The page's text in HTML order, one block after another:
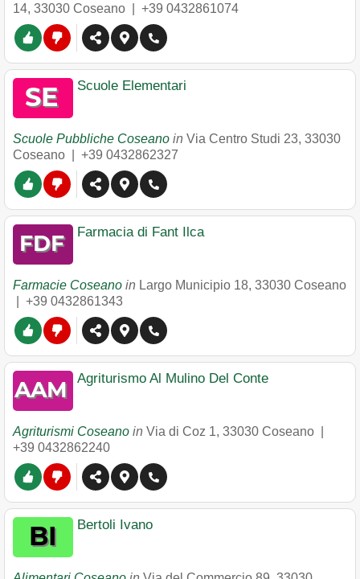
14, 33030 Coseano +39 0432861074
Scuole Elementari
Scuole Pubbliche Coseano in Via Centro Studi 23, 33030
Coseano
+39 0432862327
Farmacia di Fant Ilca
Farmacie Coseano in Largo Municipio 18, 33030 Coseano
+39 0432861343
Agriturismo Al Mulino Del Conte
Agriturismi Coseano in Via di Coz 1, 33030 Coseano
+39 0432862240
Bertoli Ivano